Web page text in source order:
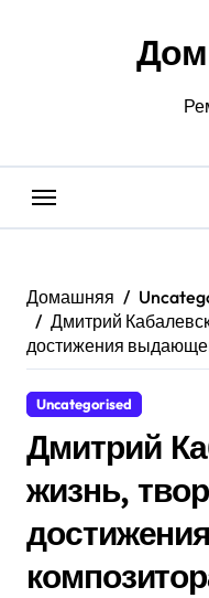
Дом
Домашняя
Дмитрий
достижения
Uncategorised
Дмитрий
жизнь,